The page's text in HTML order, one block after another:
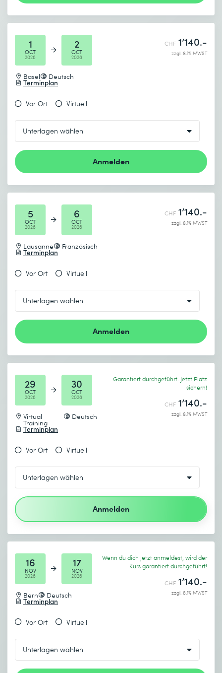
1
OCT
2026
2
OCT
2026
Basel Deutsch
Terminplan
CHF 1’140.-
zzgl. 8.1% MWST
Vor Ort Virtuell
Anmelden
5
OCT
2026
6
OCT
2026
Lausanne Französisch
Terminplan
CHF 1’140.-
zzgl. 8.1% MWST
Vor Ort Virtuell
Anmelden
29
OCT
2026
30
OCT
2026
Virtual
Training
Deutsch
Terminplan
Garantiert durchgeführt. Jetzt Platz
sichern!
CHF 1’140.-
zzgl. 8.1% MWST
Vor Ort Virtuell
Anmelden
16
NOV
2026
17
NOV
2026
Bern Deutsch
Terminplan
Wenn du dich jetzt anmeldest, wird der
Kurs garantiert durchgeführt!
CHF 1’140.-
zzgl. 8.1% MWST
Vor Ort Virtuell